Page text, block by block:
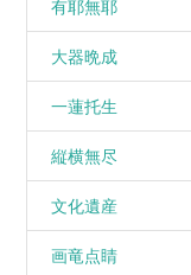
有耶無耶
大器晩成
一蓮托生
縦横無尽
文化遺産
画竜点睛